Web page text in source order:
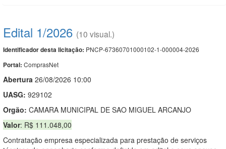
Edital 1/2026 (10 visual.)
Identificador desta licitação: PNCP-67360701000102-1-000004-2026
Portal: ComprasNet
Abertura 26/08/2026 10:00
UASG: 929102
Orgão: CAMARA MUNICIPAL DE SAO MIGUEL ARCANJO
Valor: R$ 111.048,00
Contratação empresa especializada para prestação de serviços